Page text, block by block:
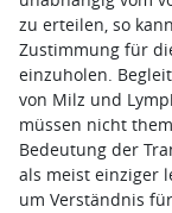
zu erteilen, so
Zustimmung für
einzuholen.
von Milz und
müssen nicht
Bedeutung der
als meist einziger
um Verständnis